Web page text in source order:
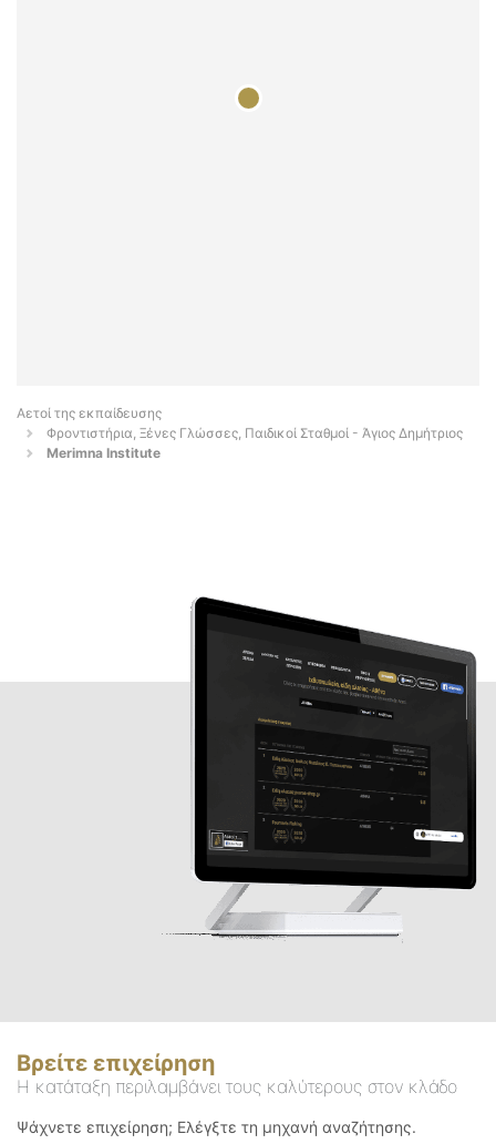
Αετοί της εκπαίδευσης
Φροντιστήρια, Ξένες Γλώσσες, Παιδικοί Σταθμοί - Άγιος Δημήτριος
Merimna Institute
Βρείτε επιχείρηση
Η κατάταξη περιλαμβάνει τους καλύτερους στον κλάδο
Ψάχνετε επιχείρηση; Ελέγξτε τη μηχανή αναζήτησης.